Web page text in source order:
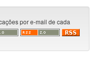
por e-mail de cada